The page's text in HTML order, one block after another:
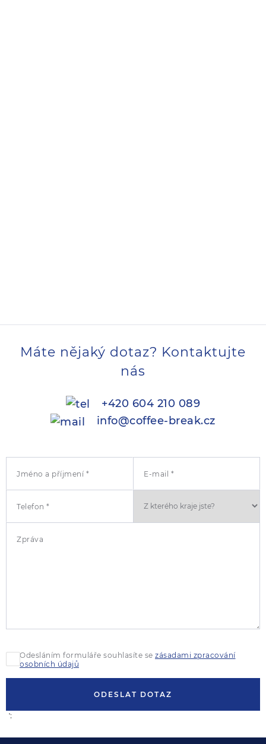
Máte nějaký dotaz? Kontaktujte
nás
+420 604 210 089
info@coffee-break.cz
Jméno a příjmení * E-mail *
Telefon *
Zpráva
Odesláním formuláře souhlasíte se zásadami zpracování
osobních údajů
ODESLAT DOTAZ
';